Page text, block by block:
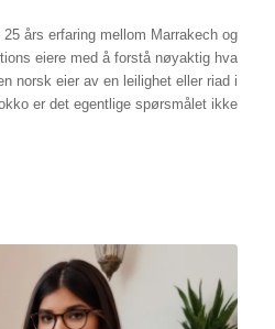
års erfaring mellom Marrakech og
eiere med å forstå nøyaktig hva
norsk eier av en leilighet eller riad i
er det egentlige spørsmålet ikke…